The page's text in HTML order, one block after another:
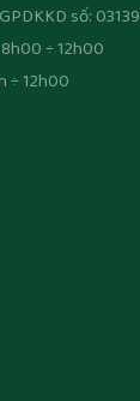
GPDKKD số:
÷ 12h00
÷ 12h00